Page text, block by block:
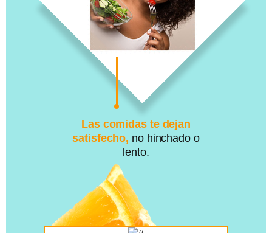
Las comidas te dejan
satisfecho, no hinchado o
lento.